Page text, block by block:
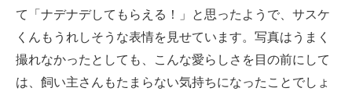
て「ナデナデしてもらえる！」と思ったようで、サスケ
くんもうれしそうな表情を見せています。写真はうまく
撮れなかったとしても、こんな愛らしさを目の前にして
は、飼い主さんもたまらない気持ちになったことでしょ